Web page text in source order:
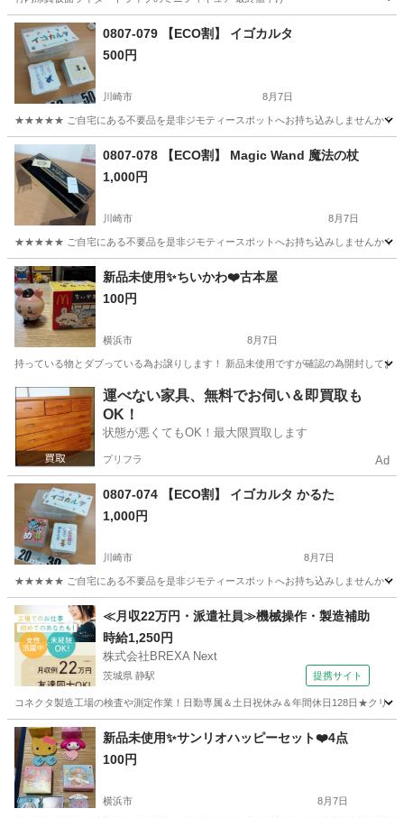
神奈川 横浜市 いずみ中央駅 おもちゃ
0807-079 【ECO割】 イゴカルタ
500円
川崎市 8月7日
★★★★★ ご自宅にある不要品を是非ジモティースポットへお持ち込みしませんか？
神奈川 川崎市 カードゲーム 現地
0807-078 【ECO割】 Magic Wand 魔法の杖
1,000円
川崎市 8月7日
★★★★★ ご自宅にある不要品を是非ジモティースポットへお持ち込みしませんか？
神奈川 川崎市 おもちゃ
新品未使用✨ちいかわ❤️古本屋
100円
横浜市 8月7日
持っている物とダブっている為お譲りします！ 新品未使用ですが確認の為開封して
神奈川 横浜市 おもちゃ ちい
運べない家具、無料でお伺い＆即買取も
OK！
状態が悪くてもOK！最大限買取します
プリフラ Ad
0807-074 【ECO割】 イゴカルタ かるた
1,000円
川崎市 8月7日
★★★★★ ご自宅にある不要品を是非ジモティースポットへお持ち込みしませんか？
神奈川 川崎市 カードゲーム 現地
≪月収22万円・派遣社員≫機械操作・製造補助
時給1,250円
株式会社BREXA Next
茨城県 静駅 提携サイト
コネクタ製造工場の検査や測定作業！日勤専属＆土日祝休み＆年間休日128日★クリ
茨城 常陸大宮市 静駅 その他
新品未使用✨サンリオハッピーセット❤️4点
100円
横浜市 8月7日